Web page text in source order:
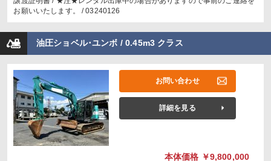
お願いいたします。 / 03240126
油圧ショベル･ユンボ / 0.45m3 クラス
お問い合わせ
詳細を見る
本体価格 ￥9,800,000